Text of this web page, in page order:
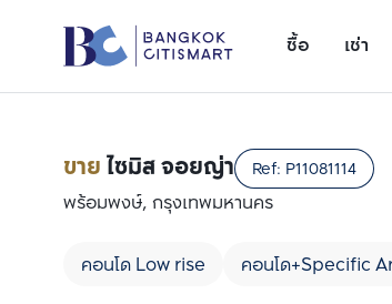
ซื้อ เช่า
ขายไซมิส จอยญ่า Ref: P11081114
พร้อมพงษ์, กรุงเทพมหานคร
คอนโด Low rise คอนโด+Specific